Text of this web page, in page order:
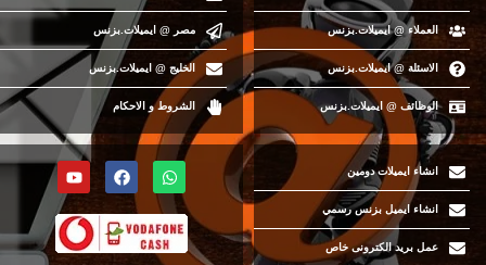
العملاء @ ايميلات.بزنس
الاسئلة @ ايميلات.بزنس
الوظائف @ ايميلات.بزنس
مصر @ ايميلات.بزنس
الخليج @ ايميلات.بزنس
الشروط و الاحكام
انشاء ايميلات دومين
انشاء ايميل بزنس رسمي
عمل بريد الكترونى خاص